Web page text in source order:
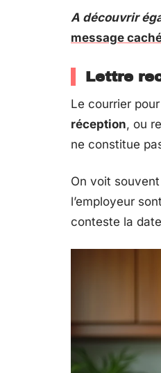
A découvrir
message
Lettre
Le courrier
réception, ou
ne constitue
On voit
l’employeur
conteste la